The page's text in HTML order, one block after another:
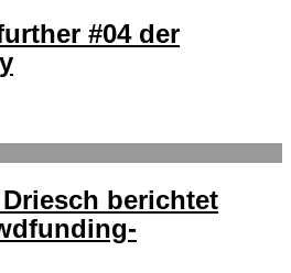
#04 der
berichtet